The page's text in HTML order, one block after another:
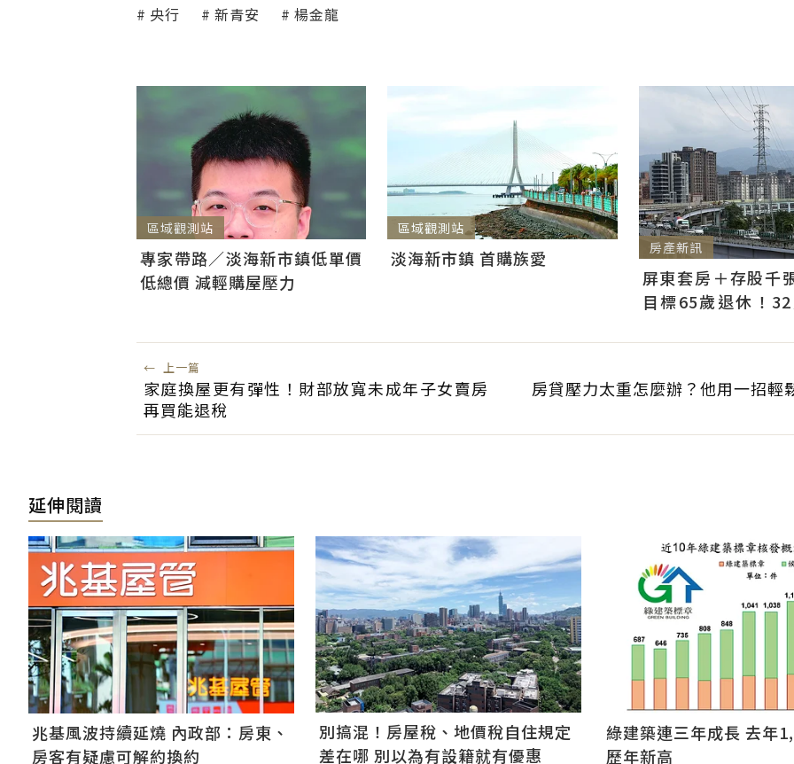
央行 新青安 楊金龍
區域觀測站
專家帶路／淡海新市鎮低單價
低總價 減輕購屋壓力
區域觀測站
淡海新市鎮 首購族愛 房產新訊
屏東套房＋存股千
目標65歲退休！
← 上一篇
家庭換屋更有彈性！財部放寬未成年子女賣房
再買能退稅
房貸壓力太重怎麼辦？他用一招輕
延伸閱讀
兆基風波持續延燒 內政部：房東、
房客有疑慮可解約換約
別搞混！房屋稅、地價稅自住規定
差在哪 別以為有設籍就有優惠
綠建築連三年成長 去年
歷年新高